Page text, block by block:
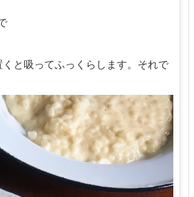
と吸ってふっくらします。それで